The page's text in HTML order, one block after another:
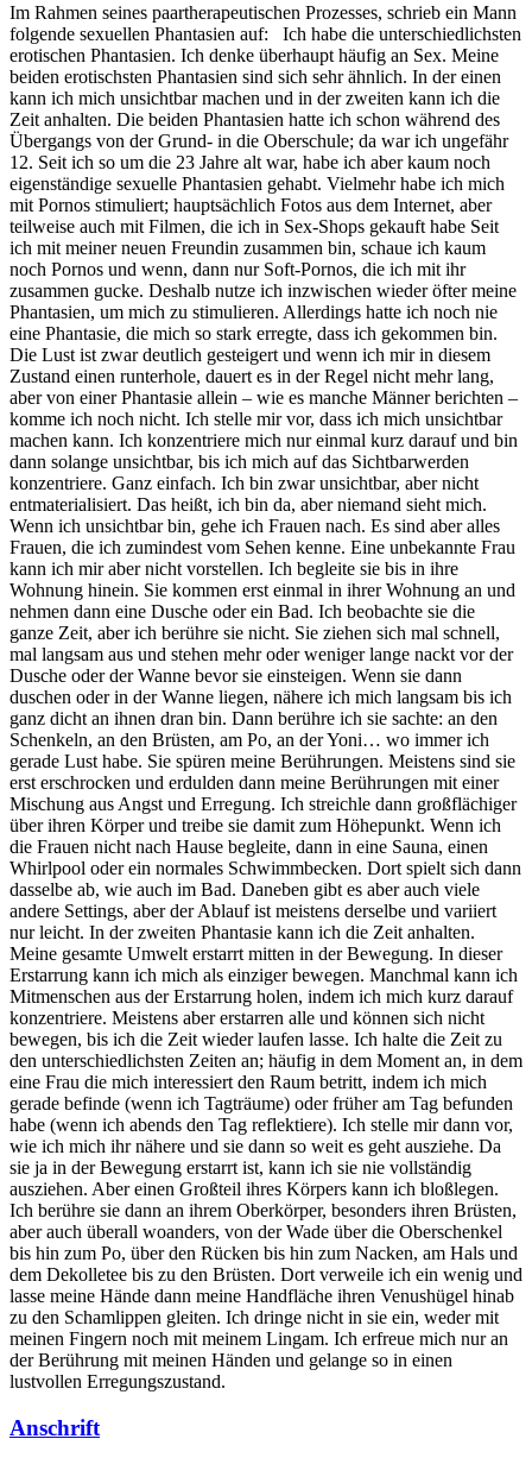
Im Rahmen seines paartherapeutischen Prozesses, schrieb ein Mann
folgende sexuellen Phantasien auf: Ich habe die unterschiedlichsten
erotischen Phantasien. Ich denke überhaupt häufig an Sex. Meine
beiden erotischsten Phantasien sind sich sehr ähnlich. In der einen
kann ich mich unsichtbar machen und in der zweiten kann ich die
Zeit anhalten. Die beiden Phantasien hatte ich schon während des
Übergangs von der Grund- in die Oberschule; da war ich ungefähr
12. Seit ich so um die 23 Jahre alt war, habe ich aber kaum noch
eigenständige sexuelle Phantasien gehabt. Vielmehr habe ich mich
mit Pornos stimuliert; hauptsächlich Fotos aus dem Internet, aber
teilweise auch mit Filmen, die ich in Sex-Shops gekauft habe Seit
ich mit meiner neuen Freundin zusammen bin, schaue ich kaum
noch Pornos und wenn, dann nur Soft-Pornos, die ich mit ihr
zusammen gucke. Deshalb nutze ich inzwischen wieder öfter meine
Phantasien, um mich zu stimulieren. Allerdings hatte ich noch nie
eine Phantasie, die mich so stark erregte, dass ich gekommen bin.
Die Lust ist zwar deutlich gesteigert und wenn ich mir in diesem
Zustand einen runterhole, dauert es in der Regel nicht mehr lang,
aber von einer Phantasie allein – wie es manche Männer berichten –
komme ich noch nicht. Ich stelle mir vor, dass ich mich unsichtbar
machen kann. Ich konzentriere mich nur einmal kurz darauf und bin
dann solange unsichtbar, bis ich mich auf das Sichtbarwerden
konzentriere. Ganz einfach. Ich bin zwar unsichtbar, aber nicht
entmaterialisiert. Das heißt, ich bin da, aber niemand sieht mich.
Wenn ich unsichtbar bin, gehe ich Frauen nach. Es sind aber alles
Frauen, die ich zumindest vom Sehen kenne. Eine unbekannte Frau
kann ich mir aber nicht vorstellen. Ich begleite sie bis in ihre
Wohnung hinein. Sie kommen erst einmal in ihrer Wohnung an und
nehmen dann eine Dusche oder ein Bad. Ich beobachte sie die
ganze Zeit, aber ich berühre sie nicht. Sie ziehen sich mal schnell,
mal langsam aus und stehen mehr oder weniger lange nackt vor der
Dusche oder der Wanne bevor sie einsteigen. Wenn sie dann
duschen oder in der Wanne liegen, nähere ich mich langsam bis ich
ganz dicht an ihnen dran bin. Dann berühre ich sie sachte: an den
Schenkeln, an den Brüsten, am Po, an der Yoni… wo immer ich
gerade Lust habe. Sie spüren meine Berührungen. Meistens sind sie
erst erschrocken und erdulden dann meine Berührungen mit einer
Mischung aus Angst und Erregung. Ich streichle dann großflächiger
über ihren Körper und treibe sie damit zum Höhepunkt. Wenn ich
die Frauen nicht nach Hause begleite, dann in eine Sauna, einen
Whirlpool oder ein normales Schwimmbecken. Dort spielt sich dann
dasselbe ab, wie auch im Bad. Daneben gibt es aber auch viele
andere Settings, aber der Ablauf ist meistens derselbe und variiert
nur leicht. In der zweiten Phantasie kann ich die Zeit anhalten.
Meine gesamte Umwelt erstarrt mitten in der Bewegung. In dieser
Erstarrung kann ich mich als einziger bewegen. Manchmal kann ich
Mitmenschen aus der Erstarrung holen, indem ich mich kurz darauf
konzentriere. Meistens aber erstarren alle und können sich nicht
bewegen, bis ich die Zeit wieder laufen lasse. Ich halte die Zeit zu
den unterschiedlichsten Zeiten an; häufig in dem Moment an, in dem
eine Frau die mich interessiert den Raum betritt, indem ich mich
gerade befinde (wenn ich Tagträume) oder früher am Tag befunden
habe (wenn ich abends den Tag reflektiere). Ich stelle mir dann vor,
wie ich mich ihr nähere und sie dann so weit es geht ausziehe. Da
sie ja in der Bewegung erstarrt ist, kann ich sie nie vollständig
ausziehen. Aber einen Großteil ihres Körpers kann ich bloßlegen.
Ich berühre sie dann an ihrem Oberkörper, besonders ihren Brüsten,
aber auch überall woanders, von der Wade über die Oberschenkel
bis hin zum Po, über den Rücken bis hin zum Nacken, am Hals und
dem Dekolletee bis zu den Brüsten. Dort verweile ich ein wenig und
lasse meine Hände dann meine Handfläche ihren Venushügel hinab
zu den Schamlippen gleiten. Ich dringe nicht in sie ein, weder mit
meinen Fingern noch mit meinem Lingam. Ich erfreue mich nur an
der Berührung mit meinen Händen und gelange so in einen
lustvollen Erregungszustand.
Anschrift